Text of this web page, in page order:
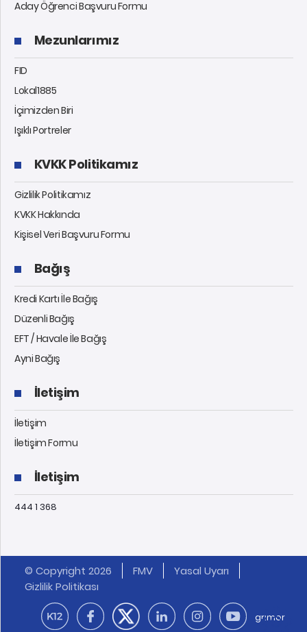
Aday Öğrenci Başvuru Formu
Mezunlarımız
FID
Lokal1885
İçimizden Biri
Işıklı Portreler
KVKK Politikamız
Gizlilik Politikamız
KVKK Hakkında
Kişisel Veri Başvuru Formu
Bağış
Kredi Kartı İle Bağış
Düzenli Bağış
EFT / Havale İle Bağış
Ayni Bağış
İletişim
İletişim
İletişim Formu
İletişim
444 1 368
© Copyright 2026 FMV
Yasal Uyarı
Gizlilik Politikası
grimor